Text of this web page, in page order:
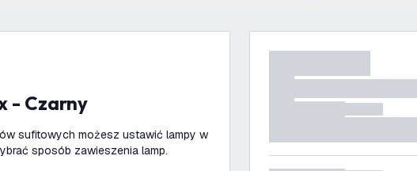
- Czarny
sufitowych możesz ustawić lampy w
sposób zawieszenia lamp.